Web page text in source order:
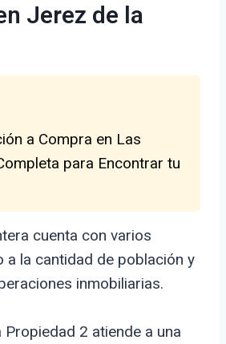
Jerez de la
a Compra en Las
para Encontrar tu
cuenta con varios
a la cantidad de población y
inmobiliarias.
Propiedad 2 atiende a una